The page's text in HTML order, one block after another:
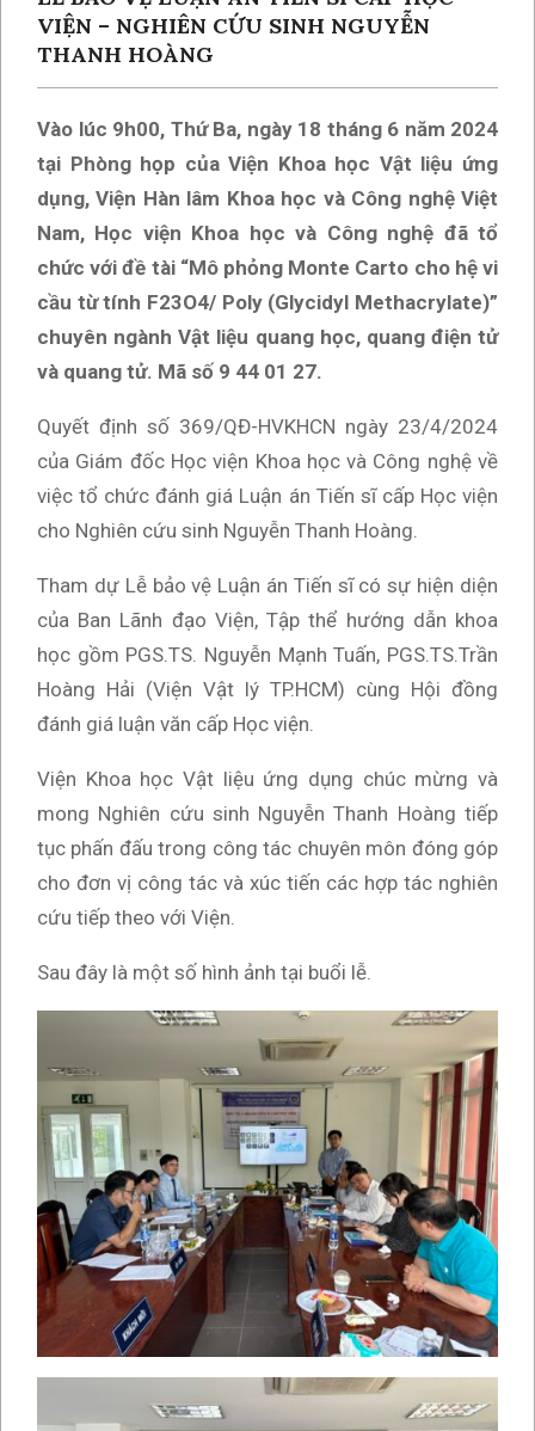
VIỆN – NGHIÊN CỨU SINH NGUYỄN
THANH HOÀNG
Vào lúc 9h00, Thứ Ba, ngày 1 8 tháng 6 năm 2024
tại Phòng họp củaViện Khoa học Vật liệu ứng
dụng, Viện Hàn lâm Khoa học và Công nghệ Việt
Nam, Học viện Khoa học và Công nghệ đã tổ
chứcvới đề tài “Mô phỏng Monte Carto cho hệ vi
cầu từ tính F23O4/ Poly (Glycidyl Methacrylate)”
chuyên ngànhVật liệu quang học, quang điện tử
và quang tử. Mã số 9 44 01 27.
Quyết định số 369/QĐ-HVKHCN ngày 23/4/2024
của Giám đốc Học viện Khoa học và Công nghệ về
việc tổ chức đánh giá Luận án Tiến sĩ cấp Học viện
cho Nghiên cứu sinh Nguyễn Thanh Hoàng.
Tham dự Lễ bảo vệ Luận án Tiến sĩ có sự hiện diện
của Ban Lãnh đạo Viện, Tập thể hướng dẫn khoa
học gồm PGS.TS. Nguyễn Mạnh Tuấn, PGS.TS.Trần
Hoàng Hải (Viện Vật lý TP.HCM) cùng Hội đồng
đánh giá luận văn cấp Học viện.
Viện Khoa học Vật liệu ứng dụng chúc mừng và
mong Nghiên cứu sinh Nguyễn Thanh Hoàng tiếp
tục phấn đấu trong công tác chuyên môn đóng góp
cho đơn vị công tác và xúc tiến các hợp tác nghiên
cứu tiếp theo với Viện.
Sau đây là một số hình ảnh tại buổi lễ.